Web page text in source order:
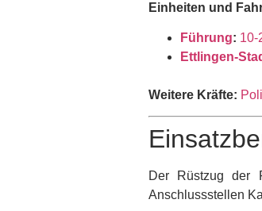
Einheiten und
Führung: 10-
Ettlingen-
Weitere Kräfte:
Der Rüstzug der
Anschlussstellen